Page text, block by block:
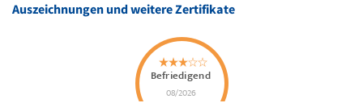
Auszeichnungen und weitere Zertifikate